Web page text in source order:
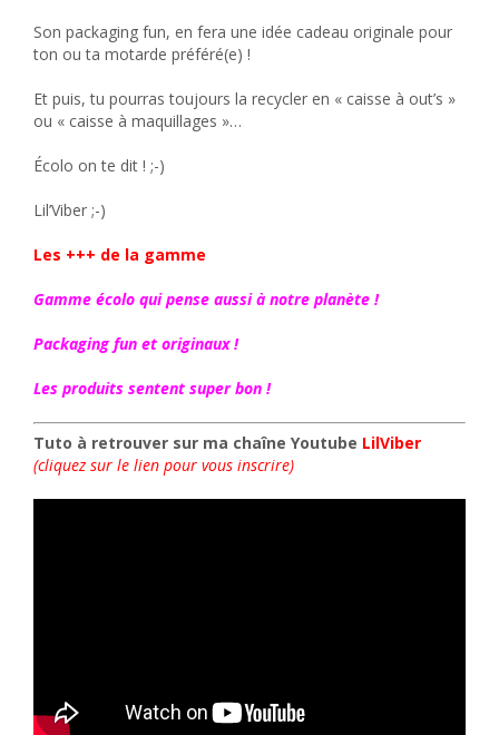
Son packaging fun, en fera une idée cadeau originale pour
ton ou ta motarde préféré(e) !
Et puis, tu pourras toujours la recycler en « caisse à out’s »
ou « caisse à maquillages »…
Écolo on te dit ! ;-)
Lil’Viber ;-)
Les +++ de la gamme
Gamme écolo qui pense aussi à notre planète !
Packaging fun et originaux !
Les produits sentent super bon !
Tuto à retrouver sur ma chaîne Youtube LilViber
(cliquez sur le lien pour vous inscrire)